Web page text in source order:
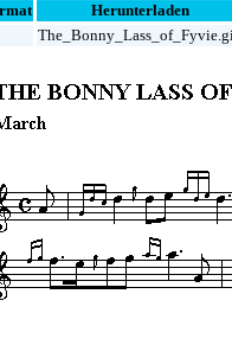
Herunterladen